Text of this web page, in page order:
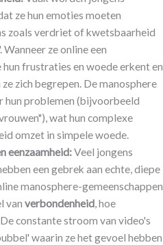
ze hun emoties moeten
zoals verdriet of kwetsbaarheid
ze online een
hun frustraties en woede erkent en
zich begrepen. De manosphere
hun problemen (bijvoorbeeld
wat hun complexe
omzet in simpele woede.
eenzaamheid:Veel jongens
een gebrek aan echte, diepe
manosphere-gemeenschappen
van verbondenheid, hoe
constante stroom van video's
waarin ze het gevoel hebben